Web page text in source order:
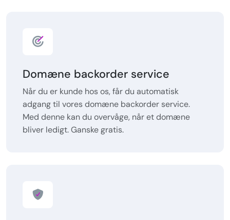
Domæne backorder service
Når du er kunde hos os, får du automatisk
adgang til vores domæne backorder service.
Med denne kan du overvåge, når et domæne
bliver ledigt. Ganske gratis.